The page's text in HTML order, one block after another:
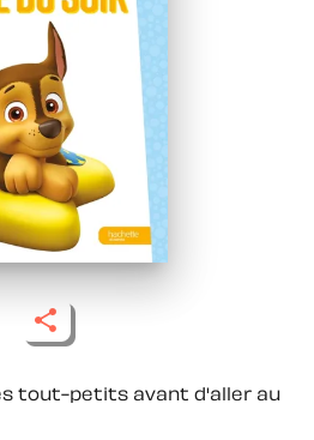
tout-petits avant d'aller au